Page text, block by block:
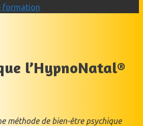
formation
l’HypnoNatal®
méthode de bien-être psychique